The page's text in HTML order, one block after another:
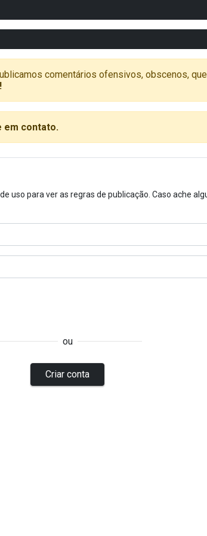
comentários ofensivos, obscenos,
em contato.
uso para ver as regras de publicação. Caso ache
ou
Criar conta